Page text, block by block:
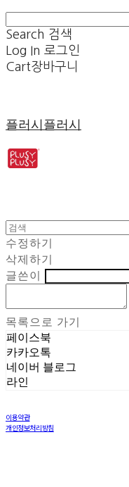
Search 검색
Log In 로그인
Cart장바구니
플러시플러시
수정하기
삭제하기
글쓴이
목록으로 가기
페이스북
카카오톡
네이버 블로그
라인
이용약관
개인정보처리방침